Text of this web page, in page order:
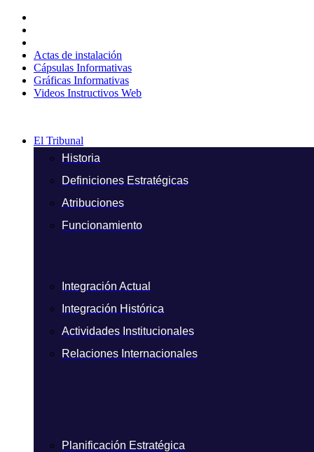
contenido
Actas de instalación
Cápsulas Informativas
Gráficas Informativas
Videos Instructivos Web
El Tribunal
Historia
Definiciones Estratégicas
Atribuciones
Funcionamiento
Integración Actual
Integración Histórica
Actividades Institucionales
Relaciones Internacionales
Planificación Estratégica